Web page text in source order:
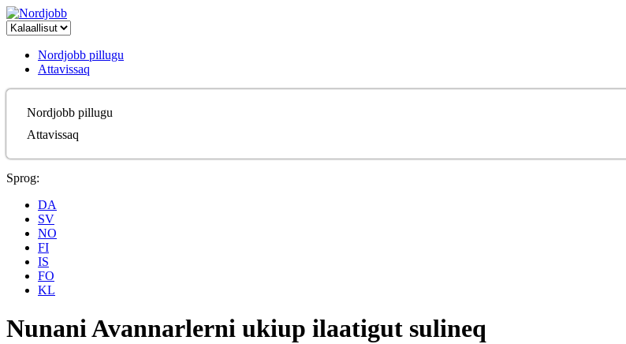
Nordjobb pillugu
Attavissaq
Nordjobb pillugu
Attavissaq
Sprog:
DA
SV
NO
FI
IS
FO
KL
Nunani Avannarlerni ukiup ilaatigut sulineq